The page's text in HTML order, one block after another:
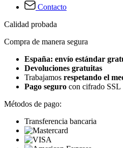
Contacto
Calidad probada
Compra de manera segura
España: envío estándar
Devoluciones gratuitas
Trabajamos respetando el
Pago seguro con cifrado SSL
Métodos de pago:
Transferencia bancaria